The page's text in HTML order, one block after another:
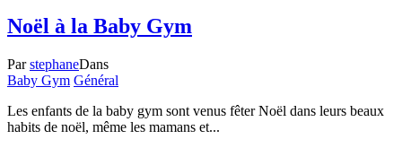
Noël à la Baby Gym
ParstephaneDans
Baby Gym Général
Les enfants de la baby gym sont venus fêter Noël dans leurs beaux
habits de noël, même les mamans et...